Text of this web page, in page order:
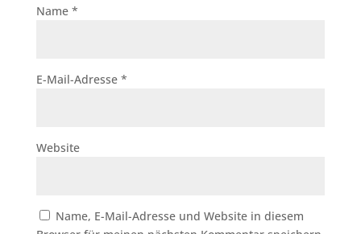
Name *
E-Mail-Adresse *
Website
Name, E-Mail-Adresse und Website in diesem